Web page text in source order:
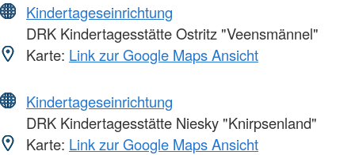
Kindertageseinrichtung
DRK Kindertagesstätte Ostritz "Veensmännel"
Karte: Link zur Google Maps Ansicht
Kindertageseinrichtung
DRK Kindertagesstätte Niesky "Knirpsenland"
Karte: Link zur Google Maps Ansicht